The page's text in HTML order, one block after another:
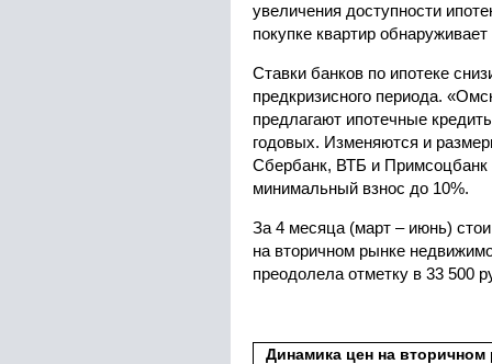
увеличения доступности
покупке квартир
Ставки банков по ипотеке
предкризисного периода.
предлагают ипотечные
годовых. Изменяются и
Сбербанк, ВТБ и Примсоцбанк
минимальный взнос до 10%.
За 4 месяца (март – июнь)
на вторичном рынке
преодолела отметку в 33 500
Динамика цен на